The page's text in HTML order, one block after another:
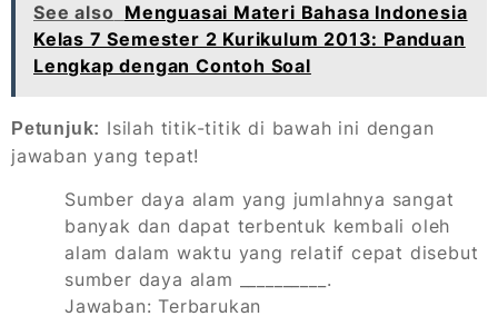
See also Menguasai Materi Bahasa Indonesia
Kelas 7 Semester 2 Kurikulum 2013: Panduan
Lengkap dengan Contoh Soal
Petunjuk: Isilah titik-titik di bawah ini dengan
jawaban yang tepat!
Sumber daya alam yang jumlahnya sangat
banyak dan dapat terbentuk kembali oleh
alam dalam waktu yang relatif cepat disebut
sumber daya alam __________.
Jawaban: Terbarukan